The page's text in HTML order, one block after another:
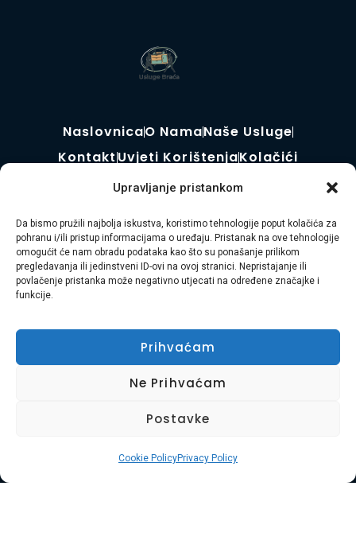
Upravljanje pristankom
Da bismo pružili najbolja iskustva, koristimo tehnologije poput kolačića za
pohranu i/ili pristup informacijama o uređaju. Pristanak na ove tehnologije
omogućit će nam obradu podataka kao što su ponašanje prilikom
pregledavanja ili jedinstveni ID-ovi na ovoj stranici. Nepristajanje ili
povlačenje pristanka može negativno utjecati na određene značajke i
funkcije.
Prihvaćam
Ne Prihvaćam
Postavke
Cookie PolicyPrivacy Policy
NaslovnicaO NamaNaše Usluge
KontaktUvjeti KorištenjaKolačići
© Copyright 2025. Widget D.o.o. Sva prava
pridržana.
Usluga Braća d.o.o. je obiteljska tvrtka s 8 godina
iskustva u pružanju cjelovitih usluga selidbe, odvoza
vaša bezbrižnost i zadovoljstvo.